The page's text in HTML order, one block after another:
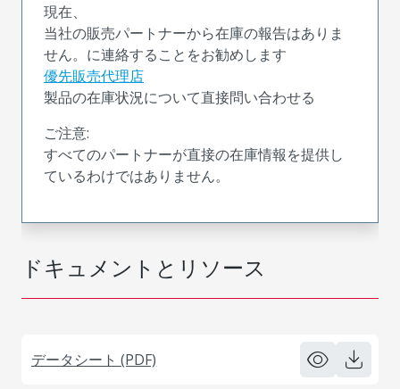
ドキュメントとリソース
データシート (PDF)
現在、
当社の販売パートナーから在庫の報告はありま
せん。に連絡することをお勧めします
優先販売代理店
製品の在庫状況について直接問い合わせる
ご注意:
すべてのパートナーが直接の在庫情報を提供し
ているわけではありません。